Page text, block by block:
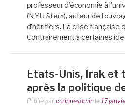
professeur d’économie à
(NYU Stern), auteur de
d’héritiers. La crise française
Contrairement à certaines
Etats-Unis, Irak et
après la politique
Publié par corinneadmin le 17